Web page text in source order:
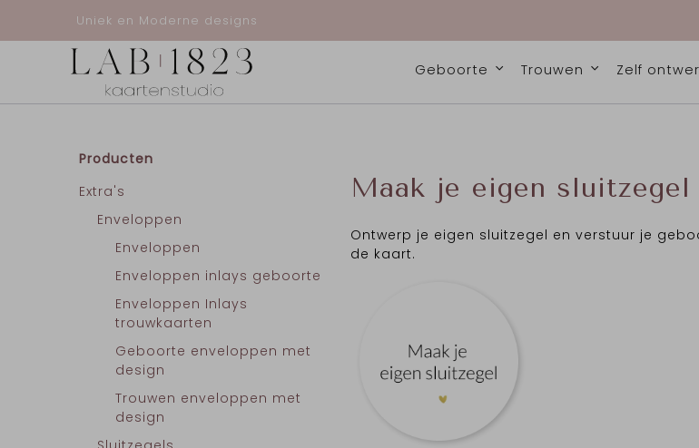
Uniek en Moderne designs
Geboorte Trouwen Zelf
Producten
Extra's
Enveloppen
Enveloppen
Enveloppen inlays geboorte
Enveloppen Inlays
trouwkaarten
Geboorte enveloppen met
design
Trouwen enveloppen met
design
Maak je eigen sluitzegel
Ontwerp je eigen sluitzegel en verstuur je
de kaart.